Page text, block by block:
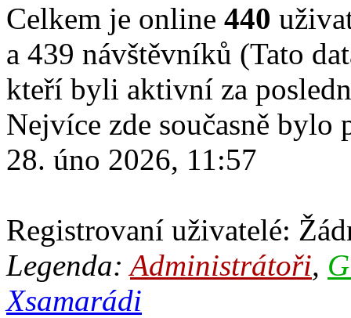
Celkem je online 440
a 439 návštěvníků (Tato
kteří byli aktivní za
Nejvíce zde současně
28. úno 2026, 11:57
Registrovaní uživatelé:
Legenda:Administrátoři,
Xsamarádi